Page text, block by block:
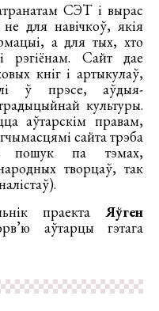
СЭТ і вырас
для навічкоў, якія
а для тых, хто
рэгіёнам. Сайт дае
кніг і артыкулаў,
ў прэсе, аўдыя-
культуры.
аўтарскім правам,
сайта трэба
пошук па тэмах,
творцаў, так
праекта Яўген
аўтарцы гэтага